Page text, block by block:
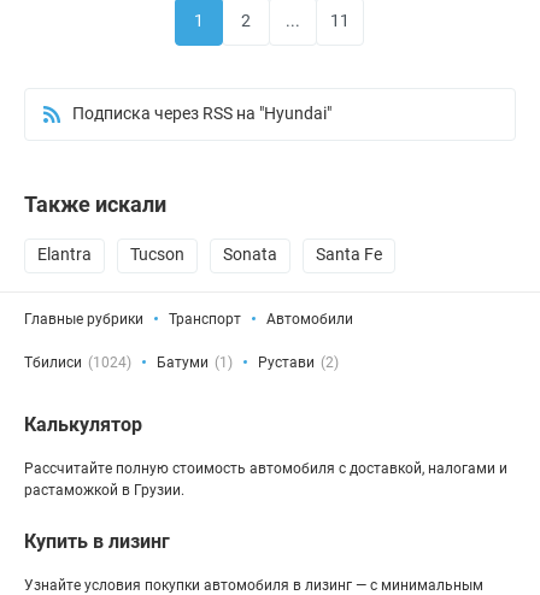
1 2 ... 11
Подписка через RSS на "Hyundai"
Также искали
Elantra Tucson Sonata Santa Fe
Главные рубрики Транспорт Автомобили
Тбилиси (1024) Батуми (1) Рустави (2)
Калькулятор
Рассчитайте полную стоимость автомобиля с доставкой, налогами и
растаможкой в Грузии.
Купить в лизинг
Узнайте условия покупки автомобиля в лизинг — с минимальным